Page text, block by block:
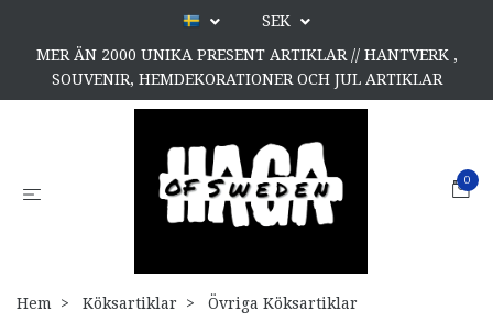
SEK
MER ÄN 2000 UNIKA PRESENT ARTIKLAR // HANTVERK ,
SOUVENIR, HEMDEKORATIONER OCH JUL ARTIKLAR
0
Hem Köksartiklar Övriga Köksartiklar